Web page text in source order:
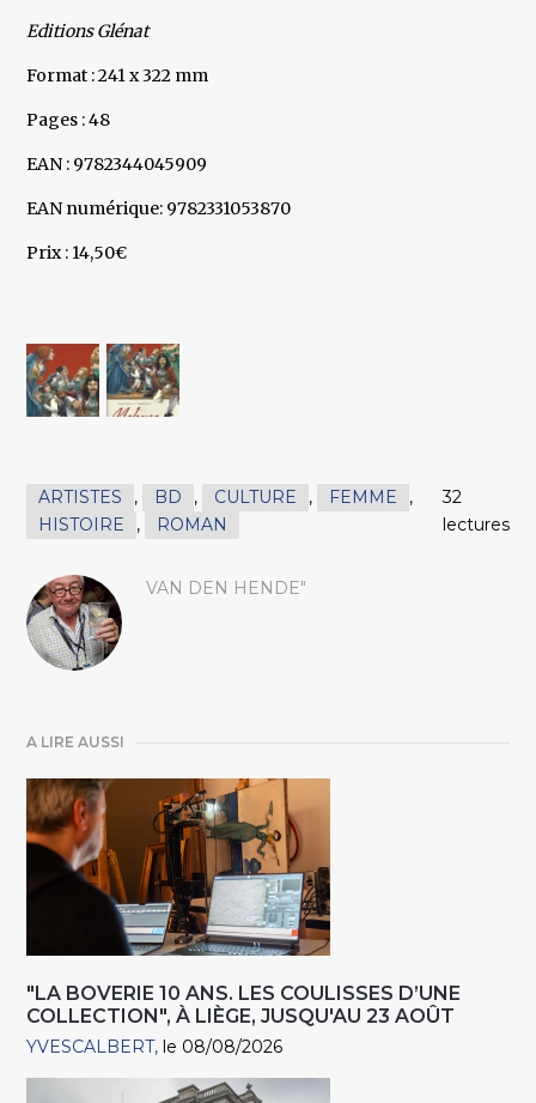
Editions Glénat
Format : 241 x 322 mm
Pages : 48
EAN : 9782344045909
EAN numérique: 9782331053870
Prix : 14,50€
ARTISTES , BD , CULTURE , FEMME
,
HISTOIRE
, ROMAN
32
lectures
VAN DEN HENDE"
A LIRE AUSSI
"LA BOVERIE 10 ANS. LES COULISSES D’UNE
COLLECTION", À LIÈGE, JUSQU'AU 23 AOÛT
YVESCALBERT le 08/08/2026